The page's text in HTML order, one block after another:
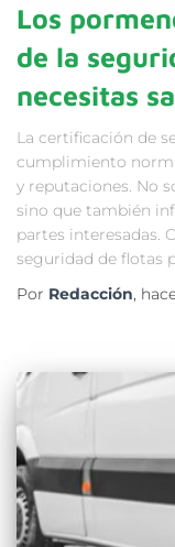
Los
de la
necesitas
La certificación de
cumplimiento
y reputaciones. No
sino que también
partes interesadas.
seguridad de flotas
Por Redacción,